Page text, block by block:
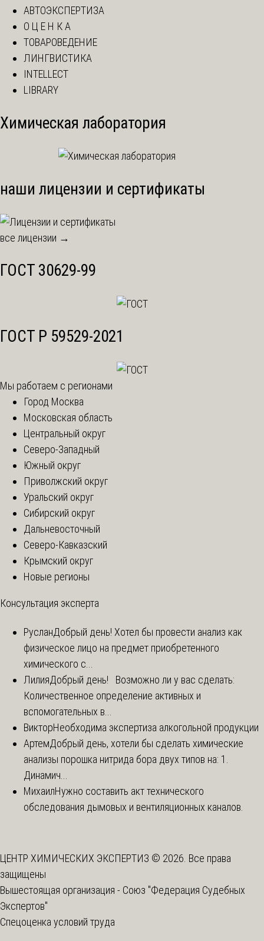
АВТОЭКСПЕРТИЗА
О Ц Е Н К А
ТОВАРОВЕДЕНИЕ
ЛИНГВИСТИКА
INTELLECT
LIBRARY
Химическая лаборатория
наши лицензии и сертификаты
все лицензии →
ГОСТ 30629-99
ГОСТ Р 59529-2021
Мы работаем с регионами
Город Москва
Московская область
Центральный округ
Северо-Западный
Южный округ
Приволжский округ
Уральский округ
Сибирский округ
Дальневосточный
Северо-Кавказский
Крымский округ
Новые регионы
Консультация эксперта
РусланДобрый день! Хотел бы провести анализ как
физическое лицо на предмет приобретенного
химического с...
ЛилияДобрый день! Возможно ли у вас сделать:
Количественное определение активных и
вспомогательных в...
ВикторНеобходима экспертиза алкогольной продукции
АртемДобрый день, хотели бы сделать химические
анализы порошка нитрида бора двух типов на: 1.
Динамич...
МихаилНужно составить акт технического
обследования дымовых и вентиляционных каналов.
ЦЕНТР ХИМИЧЕСКИХ ЭКСПЕРТИЗ © 2026. Все права
защищены
Вышестоящая организация - Союз "Федерация Судебных
Экспертов"
Спецоценка условий труда